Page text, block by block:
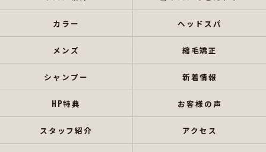
カラー ヘッドスパ
メンズ 縮毛矯正
シャンプー 新着情報
HP特典 お客様の声
スタッフ紹介 アクセス